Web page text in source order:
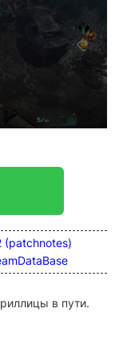
(patchnotes)
в пути.